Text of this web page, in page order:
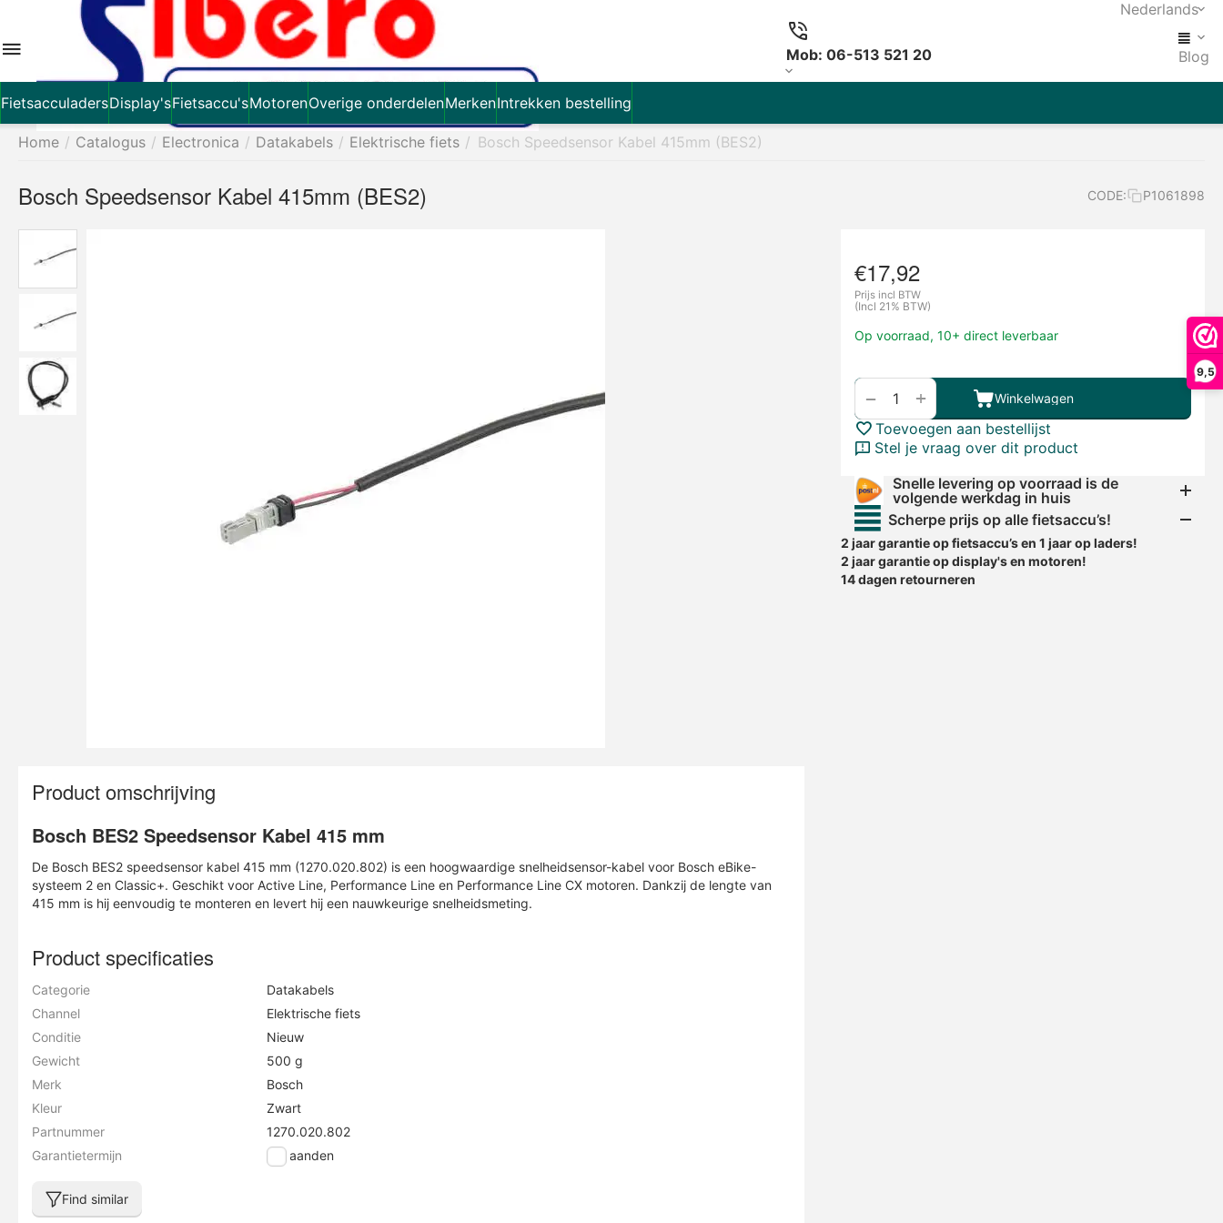
9,5
Nederlands
Mob: 06-513 521 20 Blog
FietsacculadersDisplay'sFietsaccu'sMotorenOverige onderdelenMerkenIntrekken bestelling
Home / Catalogus / Electronica / Datakabels / Elektrische fiets / Bosch Speedsensor Kabel 415mm (BES2)
Bosch Speedsensor Kabel 415mm (BES2) CODE: P1061898
€17,92
Prijs incl BTW
(Incl 21% BTW)
Op voorraad, 10+ direct leverbaar
+
− Winkelwagen
Toevoegen aan bestellijst
Stel je vraag over dit product
Snelle levering op voorraad is de
volgende werkdag in huis
Scherpe prijs op alle fietsaccu’s!
2 jaar garantie op fietsaccu’s en 1 jaar op laders!
2 jaar garantie op display's en motoren!
14 dagen retourneren
Product omschrijving
Bosch BES2 Speedsensor Kabel 415 mm
De Bosch BES2 speedsensor kabel 415 mm (1270.020.802) is een hoogwaardige snelheidsensor-kabel voor Bosch eBike-
systeem 2 en Classic+. Geschikt voor Active Line, Performance Line en Performance Line CX motoren. Dankzij de lengte van
415 mm is hij eenvoudig te monteren en levert hij een nauwkeurige snelheidsmeting.
Product specificaties
Categorie
Datakabels
Channel
Elektrische fiets
Conditie
Nieuw
Gewicht
500 g
Merk
Bosch
Kleur
Zwart
Partnummer
1270.020.802
Garantietermijn
6 maanden
Find similar